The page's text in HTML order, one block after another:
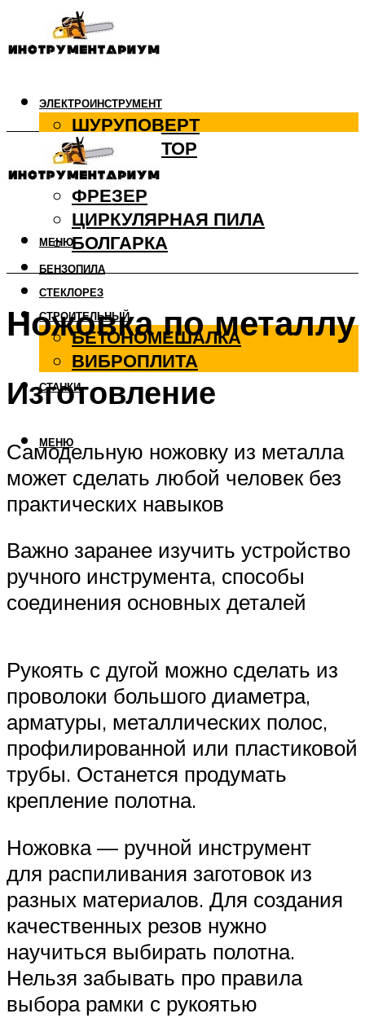
ЭЛЕКТРОИНСТРУМЕНТ
ШУРУПОВЕРТ
ПЕРФОРАТОР
ДРЕЛЬ
ФРЕЗЕР
ЦИРКУЛЯРНАЯ ПИЛА
БОЛГАРКА
БЕНЗОПИЛА
СТЕКЛОРЕЗ
СТРОИТЕЛЬНЫЙ
БЕТОНОМЕШАЛКА
ВИБРОПЛИТА
СТАНКИ
МЕНЮ
МЕНЮ
Ножовка по металлу
Изготовление
Самодельную ножовку из металла
может сделать любой человек без
практических навыков
Важно заранее изучить устройство
ручного инструмента, способы
соединения основных деталей
Рукоять с дугой можно сделать из
проволоки большого диаметра,
арматуры, металлических полос,
профилированной или пластиковой
трубы. Останется продумать
крепление полотна.
Ножовка — ручной инструмент
для распиливания заготовок из
разных материалов. Для создания
качественных резов нужно
научиться выбирать полотна.
Нельзя забывать про правила
выбора рамки с рукоятью